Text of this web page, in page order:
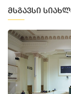
მსგავსი